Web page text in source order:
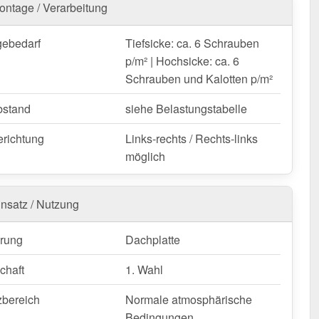
T35DR | Dach bestellen – Schnell geliefert &
Garantie!
wetterfest, individuell auf Maß – bestellen Sie jetzt und
Sie von schneller Lieferung!
vom Widerruf ausgeschlossen
/ Verarbeitung
Tiefsicke: ca. 6 Schrauben
p/m² | Hochsicke: ca. 6
Schrauben und Kalotten p/m²
siehe Belastungstabelle
Links-rechts / Rechts-links
möglich
/ Nutzung
Dachplatte
1. Wahl
Normale atmosphärische